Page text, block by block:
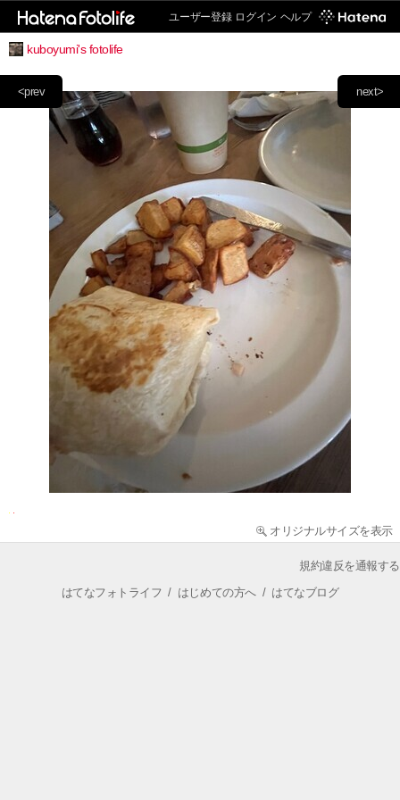
ユーザー登録 ログイン ヘルプ
kuboyumi's fotolife
next>
<prev
オリジナルサイズを表示
規約違反を通報する
はてなフォトライフ / はじめての方へ/ はてなブログ